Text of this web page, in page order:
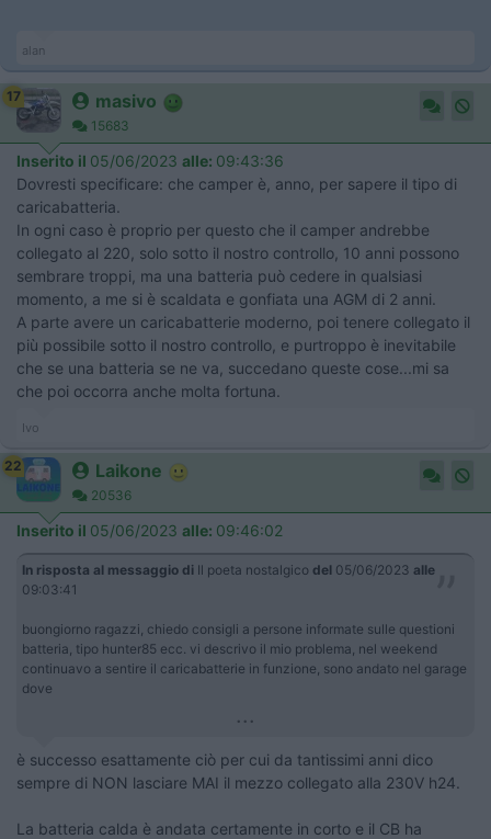
alan
17 masivo
15683
Inserito il 05/06/2023 alle: 09:43:36
Dovresti specificare: che camper è, anno, per sapere il tipo di
caricabatteria.
In ogni caso è proprio per questo che il camper andrebbe
collegato al 220, solo sotto il nostro controllo, 10 anni possono
sembrare troppi, ma una batteria può cedere in qualsiasi
momento, a me si è scaldata e gonfiata una AGM di 2 anni.
A parte avere un caricabatterie moderno, poi tenere collegato il
più possibile sotto il nostro controllo, e purtroppo è inevitabile
che se una batteria se ne va, succedano queste cose...mi sa
che poi occorra anche molta fortuna.
Ivo
22 Laikone
20536
Inserito il 05/06/2023 alle: 09:46:02
In risposta al messaggio di Il poeta nostalgico del 05/06/2023 alle
09:03:41
buongiorno ragazzi, chiedo consigli a persone informate sulle questioni
batteria, tipo hunter85 ecc. vi descrivo il mio problema, nel weekend
continuavo a sentire il caricabatterie in funzione, sono andato nel garage
dove
...
è successo esattamente ciò per cui da tantissimi anni dico
sempre di NON lasciare MAI il mezzo collegato alla 230V h24.
La batteria calda è andata certamente in corto e il CB ha